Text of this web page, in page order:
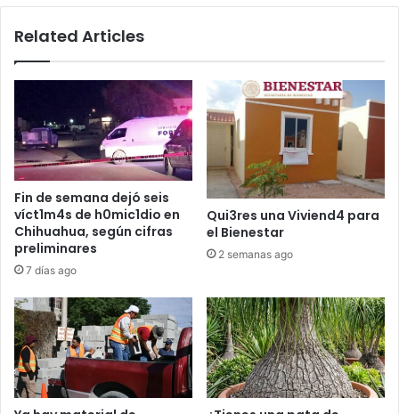
Related Articles
Fin de semana dejó seis
víct1m4s de h0mic1dio en
Chihuahua, según cifras
preliminares
7 días ago
Qui3res una Viviend4 para
el Bienestar
2 semanas ago